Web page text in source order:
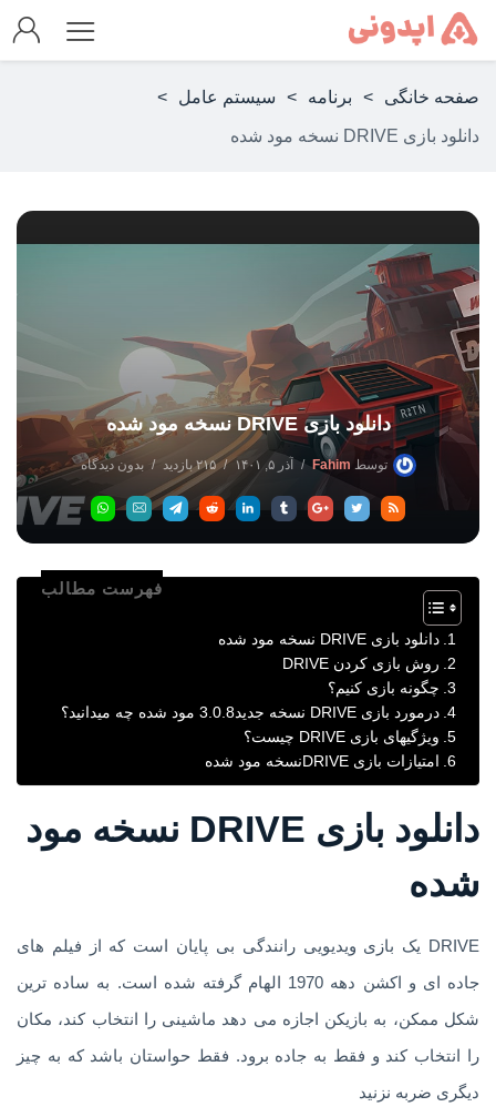
صفحه خانگی > برنامه > سیستم عامل >
دانلود بازی DRIVE نسخه مود شده
دانلود بازی DRIVE نسخه مود شده
توسط Fahim آذر ۵, ۱۴۰۱ ۲۱۵ بازدید بدون دیدگاه
فهرست مطالب
دانلود بازی DRIVE نسخه مود شده
روش بازی کردن DRIVE
چگونه بازی کنیم؟
درمورد بازی DRIVE نسخه جدید3.0.8 مود شده چه میدانید؟
ویژگیهای بازی DRIVE چیست؟
امتیازات بازی DRIVEنسخه مود شده
دانلود بازی DRIVE نسخه مود
شده
DRIVE یک بازی ویدیویی رانندگی بی پایان است که از فیلم های
جاده ای و اکشن دهه 1970 الهام گرفته شده است. به ساده ترین
شکل ممکن، به بازیکن اجازه می دهد ماشینی را انتخاب کند، مکان
را انتخاب کند و فقط به جاده برود. فقط حواستان باشد که به چیز
دیگری ضربه نزنید